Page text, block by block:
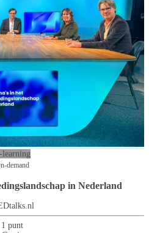
learning
demand
in Nederland
1 punt